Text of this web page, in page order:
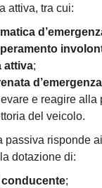
attiva, tra cui:
attiva;
e reagire alla
del veicolo.
passiva risponde
dotazione di:
;